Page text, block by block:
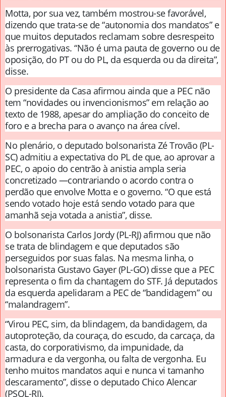
Motta, por sua vez, também mostrou-se favorável,
dizendo que trata-se de “autonomia dos mandatos” e
que muitos deputados reclamam sobre desrespeito
às prerrogativas. “Não é uma pauta de governo ou de
oposição, do PT ou do PL, da esquerda ou da direita”,
disse.
O presidente da Casa afirmou ainda que a PEC não
tem “novidades ou invencionismos” em relação ao
texto de 1988, apesar do ampliação do conceito de
foro e a brecha para o avanço na área cível.
No plenário, o deputado bolsonarista Zé Trovão (PL-
SC) admitiu a expectativa do PL de que, ao aprovar a
PEC, o apoio do centrão à anistia ampla seria
concretizado —contrariando o acordo contra o
perdão que envolve Motta e o governo. “O que está
sendo votado hoje está sendo votado para que
amanhã seja votada a anistia”, disse.
O bolsonarista Carlos Jordy (PL-RJ) afirmou que não
se trata de blindagem e que deputados são
perseguidos por suas falas. Na mesma linha, o
bolsonarista Gustavo Gayer (PL-GO) disse que a PEC
representa o fim da chantagem do STF. Já deputados
da esquerda apelidaram a PEC de “bandidagem” ou
“malandragem”.
“Virou PEC, sim, da blindagem, da bandidagem, da
autoproteção, da couraça, do escudo, da carcaça, da
casta, do corporativismo, da impunidade, da
armadura e da vergonha, ou falta de vergonha. Eu
tenho muitos mandatos aqui e nunca vi tamanho
descaramento”, disse o deputado Chico Alencar
(PSOL-RJ).